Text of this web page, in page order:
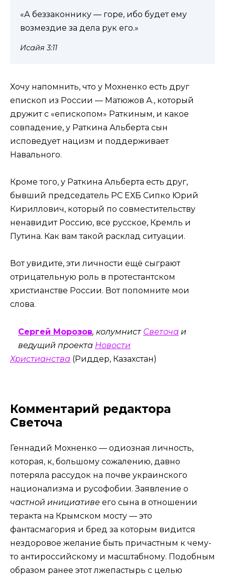
«А беззаконнику — горе, ибо будет ему
возмездие за дела рук его.»
Исайя 3:11
Хочу напомнить, что у Мохненко есть друг
епископ из России — Матюжов А., который
дружит с «епископом» Раткиным, и какое
совпадение, у Раткина Альберта сын
исповедует нацизм и поддерживает
Навального.
Кроме того, у Раткина Альберта есть друг,
бывший председатель РС ЕХБ Сипко Юрий
Кириллович, который по совместительству
ненавидит Россию, все русское, Кремль и
Путина. Как вам такой расклад ситуации.
Вот увидите, эти личности ещё сыграют
отрицательную роль в протестантском
христианстве России. Вот попомните мои
слова.
Сергей Морозов, колумнист Светоча и
ведущий проекта Новости
Христианства (Риддер, Казахстан)
Комментарий редактора
Светоча
Геннадий Мохненко — одиозная личность,
которая, к, большому сожалению, давно
потеряла рассудок на почве украинского
национализма и русофобии. Заявление о
частной инициативе его сына в отношении
теракта на Крымском мосту — это
фантасмагория и бред за которым видится
нездоровое желание быть причастным к чему-
то антироссийскому и масштабному. Подобным
образом ранее этот лжепастырь с целью